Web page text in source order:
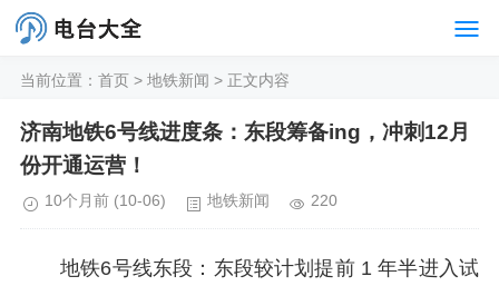
当前位置： 首页 > 地铁新闻 > 正文内容
济南地铁6号线进度条：东段筹备ing，冲刺12月
份开通运营！
10个月前 (10-06) 地铁新闻 220
地铁6号线东段：东段较计划提前 1 年半进入试